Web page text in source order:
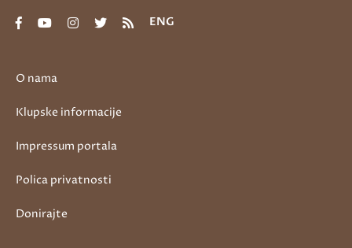
O nama
Klupske informacije
Impressum portala
Polica privatnosti
Donirajte
ENG